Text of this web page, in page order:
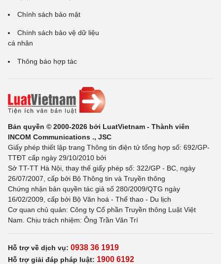
Chính sách bảo mật
Chính sách bảo vệ dữ liệu
cá nhân
Thông báo hợp tác
Bản quyền © 2000-2026 bởi LuatVietnam - Thành viên
INCOM Communications ., JSC
Giấy phép thiết lập trang Thông tin điện tử tổng hợp số: 692/GP-
TTĐT cấp ngày 29/10/2010 bởi
Sở TT-TT Hà Nội, thay thế giấy phép số: 322/GP - BC, ngày
26/07/2007, cấp bởi Bộ Thông tin và Truyền thông
Chứng nhận bản quyền tác giả số 280/2009/QTG ngày
16/02/2009, cấp bởi Bộ Văn hoá - Thể thao - Du lịch
Cơ quan chủ quản: Công ty Cổ phần Truyền thông Luật Việt
Nam. Chịu trách nhiệm: Ông Trần Văn Trí
Hỗ trợ về dịch vụ: 0938 36 1919
Hỗ trợ giải đáp pháp luật: 1900 6192